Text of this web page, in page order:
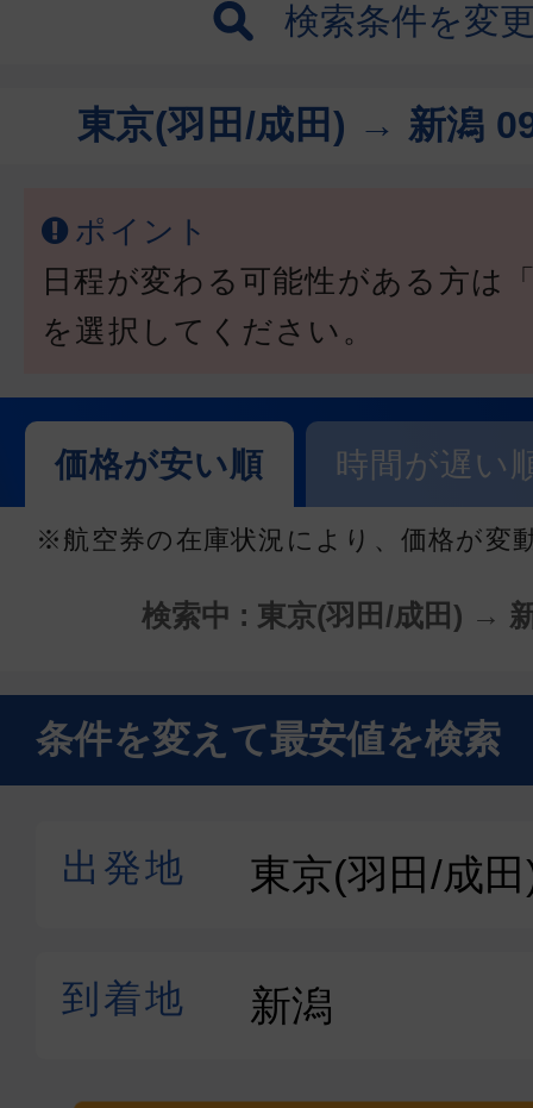
検索条件を変
東京(羽田/成田) → 新潟
ポイント
日程が変わる可能性がある方は
を選択してください。
価格が安い順 時間が遅い
※航空券の在庫状況により、価格が変
検索中 : 東京(羽田/成田) →
条件を変えて最安値を検索